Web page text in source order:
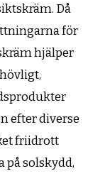
Då
för
hjälper
efter diverse
friidrott
på solskydd,